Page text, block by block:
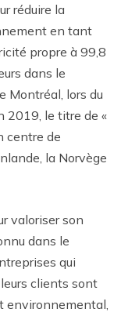
réduire la
en tant
propre à 99,8
dans le
Montréal, lors du
2019, le titre de «
centre de
la Norvège
valoriser son
dans le
qui
clients sont
environnemental,